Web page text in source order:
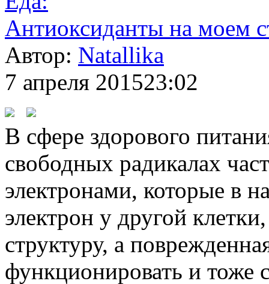
Антиоксиданты на моем
Автор: Natallika
7 апреля 201523:02
В сфере здорового
свободных радикалах
электронами, которые в
электрон у другой
структуру, а
функционировать и тоже